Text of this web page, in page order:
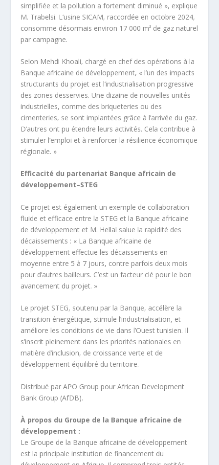
simplifiée et la pollution a fortement diminué », explique
M. Trabelsi. L’usine SICAM, raccordée en octobre 2024,
consomme désormais environ 17 000 m³ de gaz naturel
par campagne.
Selon Mehdi Khoali, chargé en chef des opérations à la
Banque africaine de développement, « l’un des impacts
structurants du projet est l’industrialisation progressive
des zones desservies. Une dizaine de nouvelles unités
industrielles, comme des briqueteries ou des
cimenteries, se sont implantées grâce à l’arrivée du gaz.
D’autres ont pu étendre leurs activités. Cela contribue à
stimuler l’emploi et à renforcer la résilience économique
régionale. »
Efficacité du partenariat Banque africain de
développement–STEG
Ce projet est également un exemple de collaboration
fluide et efficace entre la STEG et la Banque africaine
de développement et M. Hellal salue la rapidité des
décaissements : « La Banque africaine de
développement effectue les décaissements en
moyenne entre 5 à 7 jours, contre parfois deux mois
pour d’autres bailleurs. C’est un facteur clé pour le bon
avancement du projet. »
Le projet STEG, soutenu par la Banque, accélère la
transition énergétique, stimule l’industrialisation, et
améliore les conditions de vie dans l’Ouest tunisien. Il
s’inscrit pleinement dans les priorités nationales en
matière d’inclusion, de croissance verte et de
développement équilibré du territoire.
Distribué par APO Group pour African Development
Bank Group (AfDB).
À propos du Groupe de la Banque africaine de
développement :
Le Groupe de la Banque africaine de développement
est la principale institution de financement du